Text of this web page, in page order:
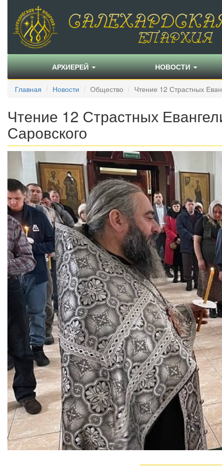
АРХИЕРЕЙ НОВОСТИ
Главная Новости Общество Чтение 12 Страстных
Чтение 12 Страстных
Саровского